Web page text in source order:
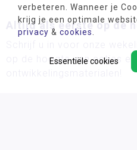
verbeteren. Wanneer je
krijg je een optimale
privacy & cookies
Essentiële cookies
Altijd als eerste op de
op de hoogte van acties